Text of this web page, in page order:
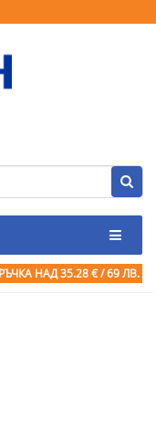
НАД 35.28 € / 69 ЛВ.